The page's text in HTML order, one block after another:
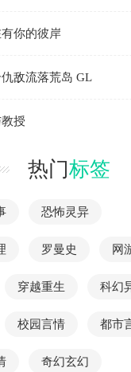
你的彼岸
敌流落荒岛 GL
授
热门标签
恐怖灵异
罗曼史 网
穿越重生 科幻
校园言情 都市
奇幻玄幻